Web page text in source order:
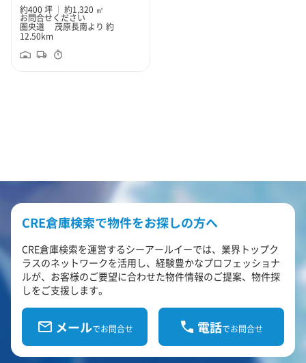
約400 坪
約1,320 ㎡
お問合せください
圏央道 茂原長南より 約
12.50km
CRE倉庫検索で物件をお探しの方へ
CRE倉庫検索を運営するシーアールイーでは、業界トップク
ラスのネットワークを活用し、経験豊かなプロフェッショナ
ルが、お客様のご要望に合わせた物件情報のご提案、物件探
しをご支援します。
メールでお問合せ 電話でお問合せ